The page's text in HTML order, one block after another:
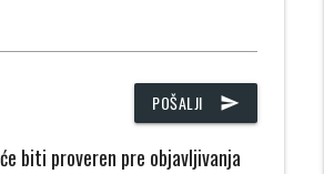
POŠALJI send
biti proveren pre objavljivanja